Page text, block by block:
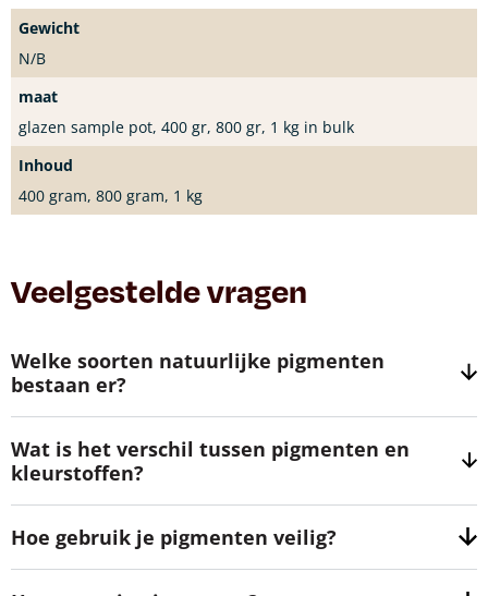
Gewicht
N/B
maat
glazen sample pot, 400 gr, 800 gr, 1 kg in bulk
Inhoud
400 gram, 800 gram, 1 kg
Veelgestelde vragen
Welke soorten natuurlijke pigmenten
bestaan er?
Wat is het verschil tussen pigmenten en
kleurstoffen?
Hoe gebruik je pigmenten veilig?